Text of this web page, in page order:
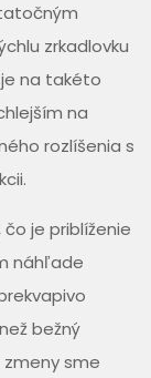
zrkadlovku
na takéto
na
rozlíšenia s
čo je priblíženie
náhľade
bežný
sme